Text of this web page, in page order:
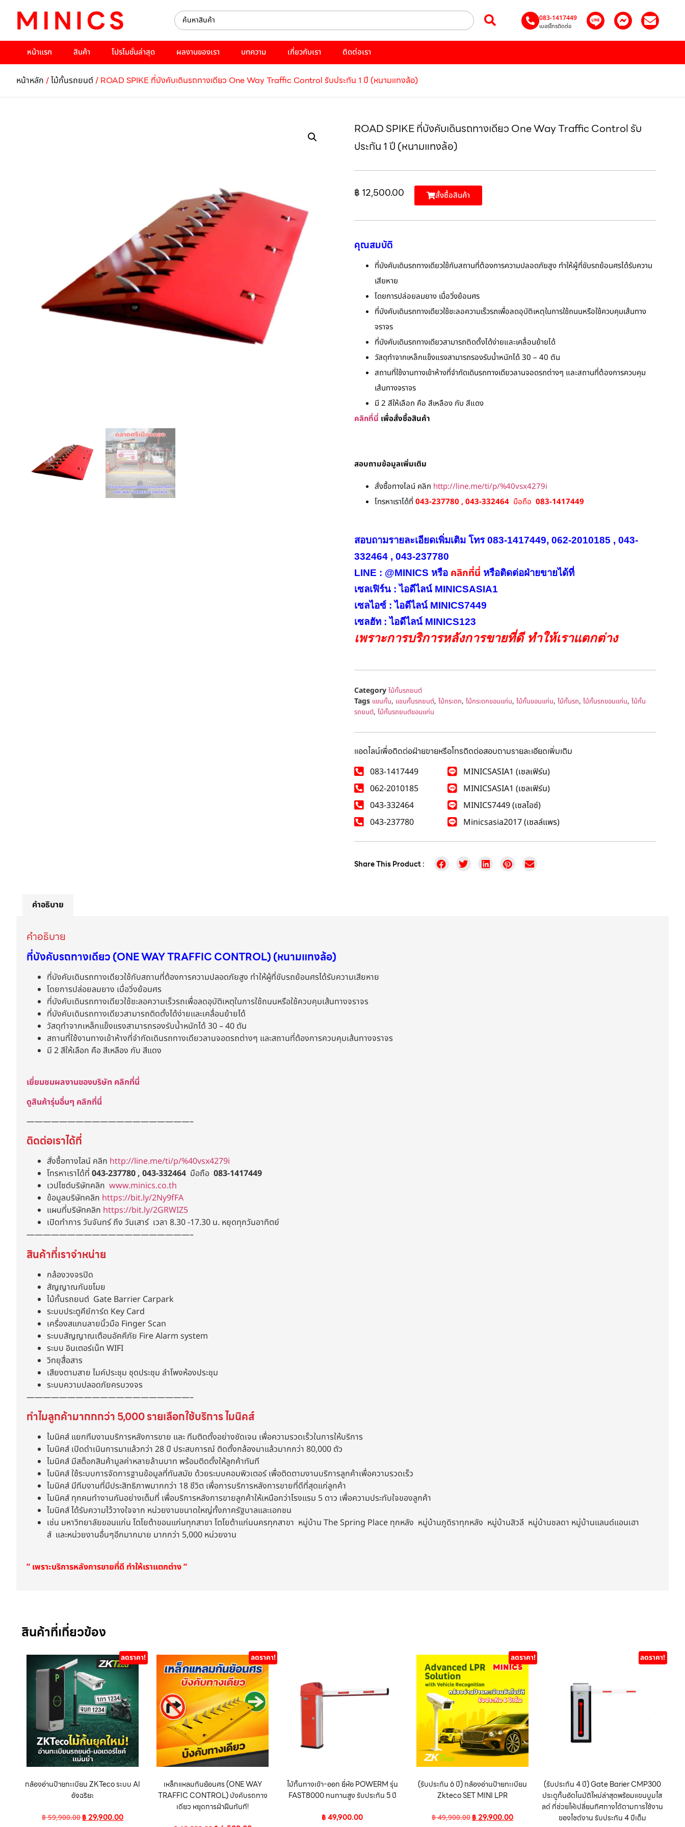
083-1417449
เบอร์โทรติดต่อ
หน้าแรก สินค้า โปรโมชั่นล่าสุด ผลงานของเรา บทความ เกี่ยวกับเรา ติดต่อเรา
หน้าหลัก /ไม้กั้นรถยนต์/ ROAD SPIKE ที่บังคับเดินรถทางเดียว One Way Traffic Control รับประกัน 1 ปี (หนามแทงล้อ)
ROAD SPIKE ที่บังคับเดินรถทางเดียว One Way Traffic Control รับ
ประกัน 1 ปี (หนามแทงล้อ)
฿ 12,500.00 สั้งซื้อสินค้า
คุณสมบัติ
ที่บังคับเดินรถทางเดียวใช้กับสถานที่ต้องการความปลอดภัยสูง ทำให้ผู้ที่ขับรถย้อนศรได้รับความ
เสียหาย
โดยการปล่อยลมยาง เมื่อวิ่งย้อนศร
ที่บังคับเดินรถทางเดียวใช้ชะลอความเร็วรถเพื่อลดอุบัติเหตุในการใช้ถนนหรือใช้ควบคุมเส้นทาง
จราจร
ที่บังคับเดินรถทางเดียวสามารถติดตั้งได้ง่ายและเคลื่อนย้ายได้
วัสดุทําจากเหล็กแข็งแรงสามารถรองรับน้ำหนักได้ 30 – 40 ตัน
สถานที่ใช้งานทางเข้าห้างที่จำกัดเดินรถทางเดียวลานจอดรถต่างๆ และสถานที่ต้องการควบคุม
เส้นทางจราจร
มี 2 สีให้เลือก คือ สีเหลือง กับ สีแดง
คลิกที่นี่ เพื่อสั่งซื้อสินค้า
สอบถามข้อมูลเพิ่มเติม
สั่งซื้อทางไลน์ คลิก http://line.me/ti/p/%40vsx4279i
โทรหาเราได้ที่ 043-237780 , 043-332464มือถือ 083-1417449
สอบถามรายละเอียดเพิ่มเติม โทร 083-1417449, 062-2010185 , 043-
332464 , 043-237780
LINE : @MINICS หรือ คลิกที่นี่ หรือติดต่อฝ่ายขายได้ที่
เซลเฟิร์น : ไอดีไลน์ MINICSASIA1
เซลไอซ์ : ไอดีไลน์ MINICS7449
เซลฮัท : ไอดีไลน์ MINICS123
เพราะการบริการหลังการขายที่ดี ทำให้เราแตกต่าง
Category ไม้กั้นรถยนต์
Tags แขนกั้น, แขนกั้นรถยนต์, ไม้กระดก, ไม้กระดกขอนแก่น, ไม้กั้นขอนแก่น, ไม้กั้นรถ, ไม้กั้นรถขอนแก่น, ไม้กั้น
รถยนต์, ไม้กั้นรถยนต์ขอนแก่น
แอดไลน์เพื่อติดต่อฝ่ายขายหรือโทรติดต่อสอบถามรายละเอียดเพิ่มเติม
083-1417449
062-2010185
043-332464
043-237780
MINICSASIA1 (เซลเฟิร์น)
MINICSASIA1 (เซลเฟิร์น)
MINICS7449 (เซลไอซ์)
Minicsasia2017 (เซลล์แพร)
Share This Product :
คำอธิบาย
คำอธิบาย
ที่บังคับรถทางเดียว (ONE WAY TRAFFIC CONTROL) (หนามแทงล้อ)
ที่บังคับเดินรถทางเดียวใช้กับสถานที่ต้องการความปลอดภัยสูง ทำให้ผู้ที่ขับรถย้อนศรได้รับความเสียหาย
โดยการปล่อยลมยาง เมื่อวิ่งย้อนศร
ที่บังคับเดินรถทางเดียวใช้ชะลอความเร็วรถเพื่อลดอุบัติเหตุในการใช้ถนนหรือใช้ควบคุมเส้นทางจราจร
ที่บังคับเดินรถทางเดียวสามารถติดตั้งได้ง่ายและเคลื่อนย้ายได้
วัสดุทําจากเหล็กแข็งแรงสามารถรองรับน้ำหนักได้ 30 – 40 ตัน
สถานที่ใช้งานทางเข้าห้างที่จำกัดเดินรถทางเดียวลานจอดรถต่างๆ และสถานที่ต้องการควบคุมเส้นทางจราจร
มี 2 สีให้เลือก คือ สีเหลือง กับ สีแดง
เยี่ยมชมผลงานของบริษัท คลิกที่นี่
ดูสินค้ารุ่นอื่นๆ คลิกที่นี่
————————————————————–
ติดต่อเราได้ที่
สั่งซื้อทางไลน์ คลิก http://line.me/ti/p/%40vsx4279i
โทรหาเราได้ที่ 043-237780 , 043-332464 มือถือ 083-1417449
เวปไซต์บริษัทคลิก www.minics.co.th
ข้อมูลบริษัทคลิก https://bit.ly/2Ny9fFA
แผนที่บริษัทคลิก https://bit.ly/2GRWIZ5
เปิดทำการ วันจันทร์ ถึง วันเสาร์ เวลา 8.30 -17.30 น. หยุดทุกวันอาทิตย์
————————————————————–
สินค้าที่เราจำหน่าย
กล้องวงจรปิด
สัญญาณกันขโมย
ไม้กั้นรถยนต์ Gate Barrier Carpark
ระบบประตูคีย์การ์ด Key Card
เครื่องสแกนลายนิ้วมือ Finger Scan
ระบบสัญญาณเตือนอัคคีภัย Fire Alarm system
ระบบ อินเตอร์เน็ท WIFI
วิทยุสื่อสาร
เสียงตามสาย ไมค์ประชุม ชุดประชุม ลำโพงห้องประชุม
ระบบความปลอดภัยครบวงจร
————————————————————–
ทำไมลูกค้ามากกกว่า 5,000 รายเลือกใช้บริการ ไมนิคส์
ไมนิคส์ แยกทีมงานบริการหลังการขาย และ ทีมติดตั้งอย่างชัดเจน เพื่อความรวดเร็วในการให้บริการ
ไมนิคส์ เปิดดำเนินการมาแล้วกว่า 28 ปี ประสบการณ์ ติดตั้งกล้องมาแล้วมากกว่า 80,000 ตัว
ไมนิคส์ มีสต็อกสินค้ามูลค่าหลายล้านบาท พร้อมติดตั้งให้ลูกค้าทันที
ไมนิคส์ ใช้ระบบการจัดการฐานข้อมูลที่ทันสมัย ด้วยระบบคอมพิวเตอร์ เพื่อติดตามงานบริการลูกค้าเพื่อความรวดเร็ว
ไมนิคส์ มีทีมงานที่มีประสิทธิภาพมากกว่า 18 ชีวิต เพื่อการบริการหลังการขายที่ดีที่สุดแก่ลูกค้า
ไมนิคส์ ทุกคนทำงานกันอย่างเต็มที่ เพื่อบริการหลังการขายลูกค้าให้เหนือกว่าโรงแรม 5 ดาว เพื่อความประทับใจของลูกค้า
ไมนิคส์ ได้รับความไว้วางใจจาก หน่วยงานขนาดใหญ่ทั้งภาครัฐบาลและเอกชน
เช่น มหาวิทยาลัยขอนแก่น โตโยต้าขอนแก่นทุกสาขา โตโยต้าแก่นนครทุกสาขา หมู่บ้าน The Spring Place ทุกหลัง หมู่บ้านภูดิราทุกหลัง หมู่บ้านสิวลี หมู่บ้านชลดา หมู่บ้านแลนด์แอนเฮา
ส์ และหน่วยงานอื่นๆอีกมากมาย มากกว่า 5,000 หน่วยงาน
” เพราะบริการหลังการขายที่ดี ทำให้เราแตกต่าง ”
สินค้าที่เกี่ยวข้อง
ลดราคา!
กล้องอ่านป้ายทะเบียน ZKTeco ระบบ AI
อัจฉริยะ
฿59,900.00฿29,900.00
ลดราคา!
เหล็กแหลมกันย้อนศร (ONE WAY
TRAFFIC CONTROL) บังคับรถทาง
เดียว หยุดการฝ่าฝืนทันที!
ไม้กั้นทางเข้า-ออก ยี่ห้อ POWERM รุ่น
FAST8000 ทนทานสูง รับประกัน 5 ปี
฿49,900.00
ลดราคา!
(รับประกัน 6 ปี) กล้องอ่านป้ายทะเบียน
Zkteco SET MINI LPR
฿49,900.00 ฿29,900.00
ลดราคา!
(รับประกัน 4 ปี) Gate Barier CMP300
ประตูกั้นอัตโนมัติใหม่ล่าสุดพร้อมแขนบูมไส
ลด์ ที่ช่วยให้เปลี่ยนทิศทางได้ตามการใช้งาน
ของไซต์งาน รับประกัน 4 ปีเต็ม